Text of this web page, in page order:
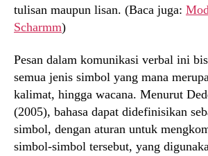
tulisan maupun lisan. (Baca juga:
Scharmm)
Pesan dalam komunikasi verbal ini
semua jenis simbol yang mana
kalimat, hingga wacana. Menurut
(2005), bahasa dapat didefinisikan
simbol, dengan aturan untuk
simbol-simbol tersebut, yang